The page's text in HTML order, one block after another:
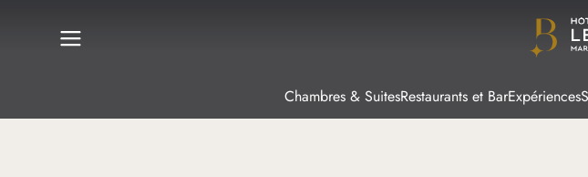
Chambres & SuitesRestaurants et BarExpériences